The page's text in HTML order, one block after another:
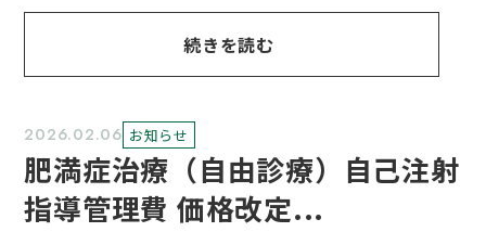
続きを読む
2026.02.06 お知らせ
肥満症治療（自由診療）自己注射
指導管理費 価格改定...